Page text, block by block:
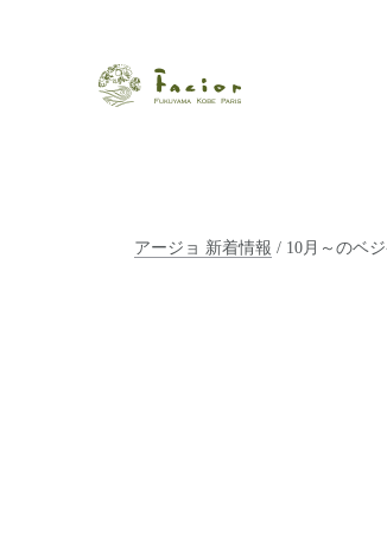
【福山・神戸・
瀬戸内から世界に展開するエステサロ
ポジティブライフを応援します。オー
アージョ 新着情報 / 10月～のベ